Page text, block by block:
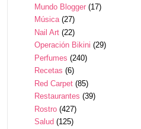
Mundo Blogger (17)
Música (27)
Nail Art (22)
Operación Bikini (29)
Perfumes (240)
Recetas (6)
Red Carpet (85)
Restaurantes (39)
Rostro (427)
Salud (125)